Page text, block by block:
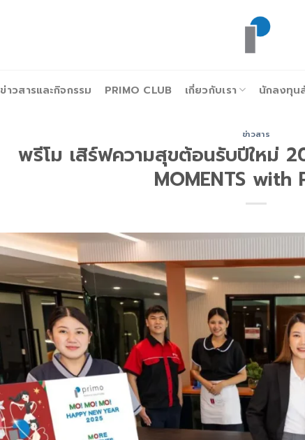
ข่าวสารและกิจกรรม PRIMO CLUB เกี่ยวกับเรา นักลงทุน
ข่าวสาร
พรีโม เสิร์ฟความสุขต้อนรับปีใหม่
MOMENTS with